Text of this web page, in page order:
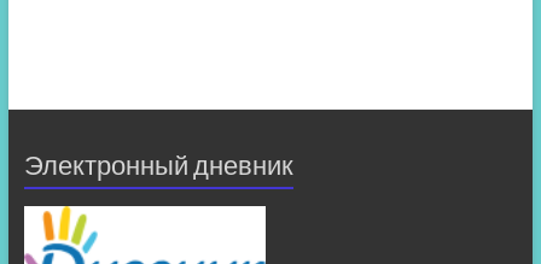
Электронный дневник